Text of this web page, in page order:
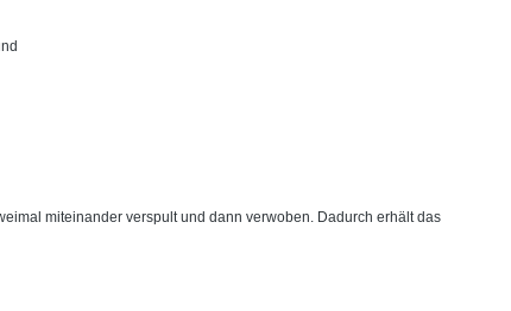
miteinander verspult und dann verwoben. Dadurch erhält das